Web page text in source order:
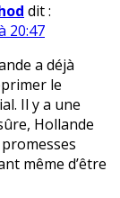
dit :
20:47
a déjà
le
Il y a une
Hollande
même d’être